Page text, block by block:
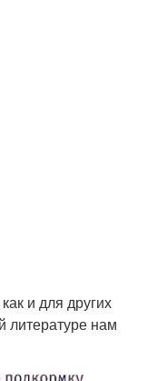
и для других
литературе нам